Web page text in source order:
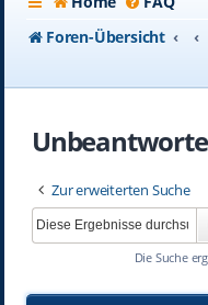
Foren-Übersicht
Zur erweiterten Suche
Die Suche